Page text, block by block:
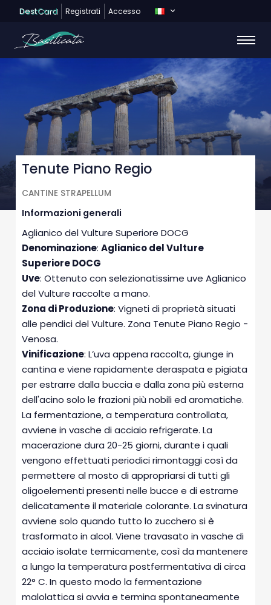
DestCard Registrati Accesso
Tenute Piano Regio
CANTINE STRAPELLUM
Informazioni generali
Aglianico del Vulture Superiore DOCG
Denominazione:Aglianico del Vulture
Superiore DOCG
Uve: Ottenuto con selezionatissime uve Aglianico
del Vulture raccolte a mano.
Zona di Produzione: Vigneti di proprietà situati
alle pendici del Vulture. Zona Tenute Piano Regio -
Venosa.
Vinificazione: L’uva appena raccolta, giunge in
cantina e viene rapidamente deraspata e pigiata
per estrarre dalla buccia e dalla zona più esterna
dell'acino solo le frazioni più nobili ed aromatiche.
La fermentazione, a temperatura controllata,
avviene in vasche di acciaio refrigerate. La
macerazione dura 20-25 giorni, durante i quali
vengono effettuati periodici rimontaggi così da
permettere al mosto di appropriarsi di tutti gli
oligoelementi presenti nelle bucce e di estrarne
delicatamente il materiale colorante. La svinatura
avviene solo quando tutto lo zucchero si è
trasformato in alcol. Viene travasato in vasche di
acciaio isolate termicamente, così da mantenere
a lungo la temperatura postfermentativa di circa
22° C. In questo modo la fermentazione
malolattica si avvia e termina spontaneamente